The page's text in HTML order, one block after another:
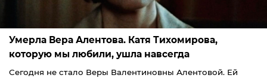
Умерла Вера Алентова. Катя Тихомирова,
которую мы любили, ушла навсегда
Сегодня не стало Веры Валентиновны Алентовой. Ей